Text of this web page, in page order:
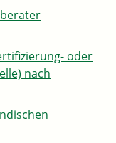
oder
nach